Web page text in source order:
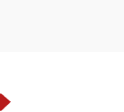
через